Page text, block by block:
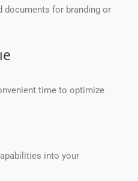
documents for branding or
time to optimize
into your